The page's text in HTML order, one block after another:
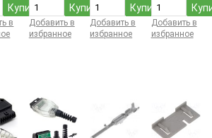
Купить
в
Купить
Добавить в
избранное
Купить
Добавить в
избранное
Добавить в
избранное